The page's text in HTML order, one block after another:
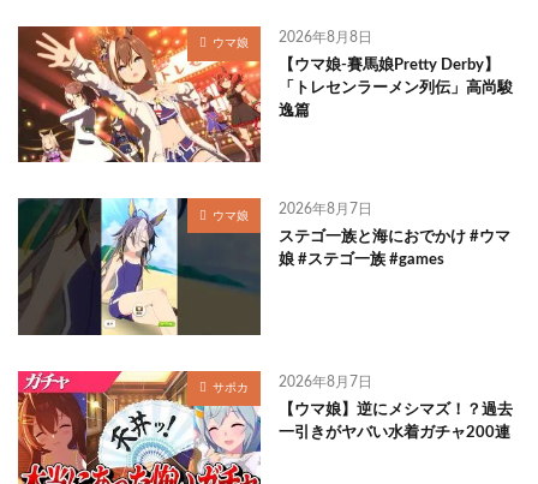
ウマ娘 2026年8月8日
【ウマ娘-賽馬娘Pretty Derby】
「トレセンラーメン列伝」高尚駿
逸篇
ウマ娘 2026年8月7日
ステゴ一族と海におでかけ #ウマ
娘 #ステゴ一族 #games
サポカ 2026年8月7日
【ウマ娘】逆にメシマズ！？過去
一引きがヤバい水着ガチャ200連